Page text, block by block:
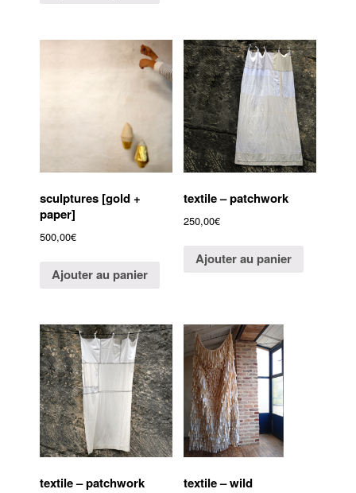
sculptures [gold +
paper]
500,00€
Ajouter au panier
textile – patchwork
250,00€
Ajouter au panier
textile – patchwork textile – wild